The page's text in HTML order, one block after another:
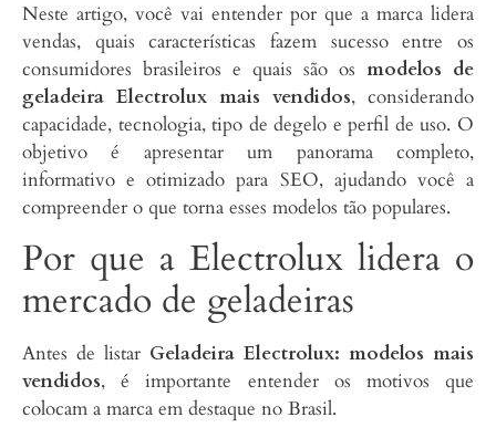
Neste artigo, você vai entender por que a marca lidera
vendas, quais características fazem sucesso entre os
consumidores brasileiros e quais são os modelos de
geladeira Electrolux mais vendidos, considerando
capacidade, tecnologia, tipo de degelo e perfil de uso. O
objetivo é apresentar um panorama completo,
informativo e otimizado para SEO, ajudando você a
compreender o que torna esses modelos tão populares.
Por que a Electrolux lidera o
mercado de geladeiras
Antes de listar Geladeira Electrolux: modelos mais
vendidos, é importante entender os motivos que
colocam a marca em destaque no Brasil.